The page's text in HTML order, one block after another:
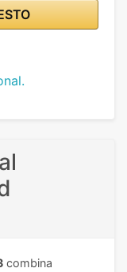
combina